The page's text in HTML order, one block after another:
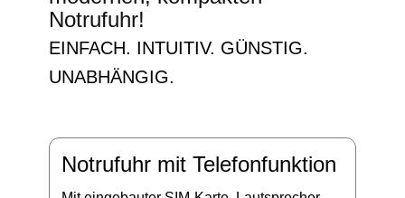
Notrufuhr!
EINFACH. INTUITIV. GÜNSTIG.
UNABHÄNGIG.
Notrufuhr mit Telefonfunktion